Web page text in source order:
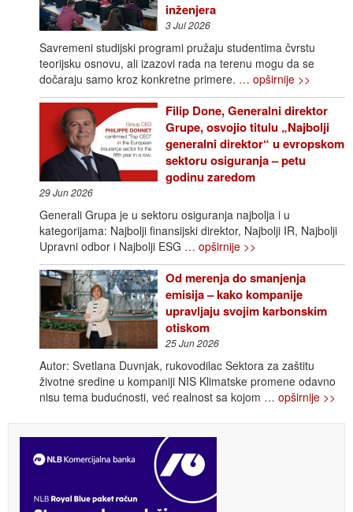
inženjera
3 Jul 2026
Savremeni studijski programi pružaju studentima čvrstu
teorijsku osnovu, ali izazovi rada na terenu mogu da se
dočaraju samo kroz konkretne primere. … opširnije >>
Filip Done, Generalni direktor
Grupe, osvojio titulu „Najbolji
generalni direktor“ u evropskom
sektoru osiguranja – petu
godinu zaredom
29 Jun 2026
Generali Grupa je u sektoru osiguranja najbolja i u
kategorijama: Najbolji finansijski direktor, Najbolji IR, Najbolji
Upravni odbor i Najbolji ESG … opširnije >>
Od merenja do smanjenja
emisija – kako kompanije
upravljaju svojim karbonskim
otiskom
25 Jun 2026
Autor: Svetlana Duvnjak, rukovodilac Sektora za zaštitu
životne sredine u kompaniji NIS Klimatske promene odavno
nisu tema budućnosti, već realnost sa kojom … opširnije >>